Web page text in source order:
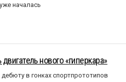
началась
нового «гиперкара»
в гонках спортпрототипов